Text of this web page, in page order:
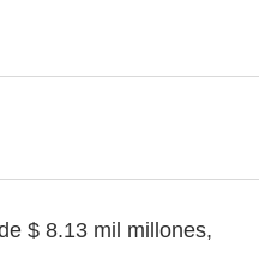
$ 8.13 mil millones,